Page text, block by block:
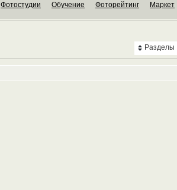
Фотостудии Обучение Фоторейтинг Маркет
Разделы